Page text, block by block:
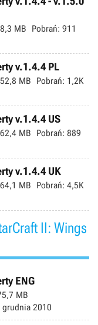
MB Pobrań: 911
v.1.4.4 PL
MB Pobrań: 1,2K
v.1.4.4 US
MB Pobrań: 889
v.1.4.4 UK
MB Pobrań: 4,5K
II: Wings
ENG
MB
grudnia 2010